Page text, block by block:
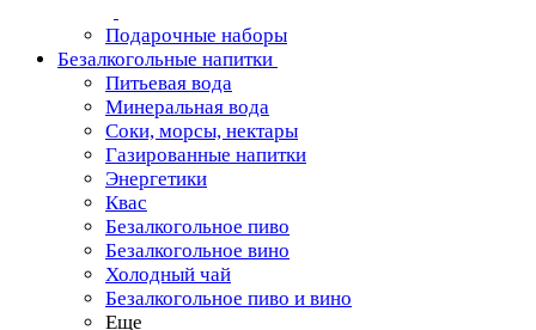
Подарочные наборы
Безалкогольные напитки
Питьевая вода
Минеральная вода
Соки, морсы, нектары
Газированные напитки
Энергетики
Квас
Безалкогольное пиво
Безалкогольное вино
Холодный чай
Безалкогольное пиво и вино
Еще